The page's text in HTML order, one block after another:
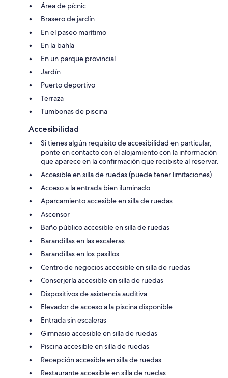
Área de pícnic
Brasero de jardín
En el paseo marítimo
En la bahía
En un parque provincial
Jardín
Puerto deportivo
Terraza
Tumbonas de piscina
Accesibilidad
Si tienes algún requisito de accesibilidad en particular,
ponte en contacto con el alojamiento con la información
que aparece en la confirmación que recibiste al reservar.
Accesible en silla de ruedas (puede tener limitaciones)
Acceso a la entrada bien iluminado
Aparcamiento accesible en silla de ruedas
Ascensor
Baño público accesible en silla de ruedas
Barandillas en las escaleras
Barandillas en los pasillos
Centro de negocios accesible en silla de ruedas
Conserjería accesible en silla de ruedas
Dispositivos de asistencia auditiva
Elevador de acceso a la piscina disponible
Entrada sin escaleras
Gimnasio accesible en silla de ruedas
Piscina accesible en silla de ruedas
Recepción accesible en silla de ruedas
Restaurante accesible en silla de ruedas